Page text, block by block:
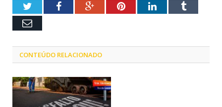
TwitterFacebookGoogle+PinterestLinkedInTumblr
Email
CONTEÚDO RELACIONADO